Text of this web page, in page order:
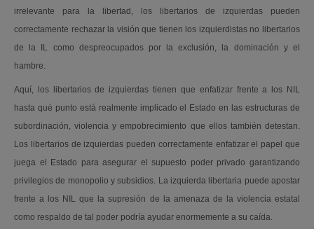
irrelevante para la libertad, los libertarios de izquierdas pueden
correctamente rechazar la visión que tienen los izquierdistas no libertarios
de la IL como despreocupados por la exclusión, la dominación y el
hambre.
Aquí, los libertarios de izquierdas tienen que enfatizar frente a los NIL
hasta qué punto está realmente implicado el Estado en las estructuras de
subordinación, violencia y empobrecimiento que ellos también detestan.
Los libertarios de izquierdas pueden correctamente enfatizar el papel que
juega el Estado para asegurar el supuesto poder privado garantizando
privilegios de monopolio y subsidios. La izquierda libertaria puede apostar
frente a los NIL que la supresión de la amenaza de la violencia estatal
como respaldo de tal poder podría ayudar enormemente a su caída.